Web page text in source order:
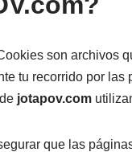
son archivos
tu recorrido por las
jotapov.com
que las